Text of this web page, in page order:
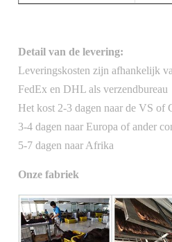
Detail van de levering:
Leveringskosten zijn afhankelijk
FedEx en DHL als verzendbureau
Het kost 2-3 dagen naar de VS of
3-4 dagen naar Europa of ander
5-7 dagen naar Afrika
Onze fabriek